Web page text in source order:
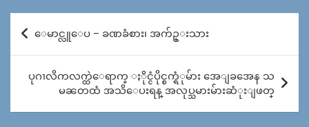
Post
navigation
ေမာင္လူေပ – ခဏခံစား၊ အက်ဥ္းသား
ပုဂၢလိကလက္ထဲေရာက္ ႏိုင္ငံပိုင္စက္ရံုမ်ား အေျခအေန သ
မၼတထံ အသိေပးရန္ အလုပ္သမားမ်ားဆံုးျဖတ္